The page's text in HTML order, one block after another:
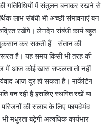
गतिविधियों में संतुलन बनाकर रखने से
लाभ संबंधी भी अच्छी संभावनाएं बन
केंद्रित रखेंगे। लेनदेन संबंधी कार्य बहुत
नुकसान कर सकती हैं। संतान की
है। यह समय किसी भी तरह की
में आज कोई खास सफलता तो नहीं
आज दूर हो सकता है। मार्केटिंग
बन रही है इसलिए स्थगित रखें या
की सलाह के लिए फायदेमंद
मधुरता बढ़ेगी अत्यधिक कार्यभार